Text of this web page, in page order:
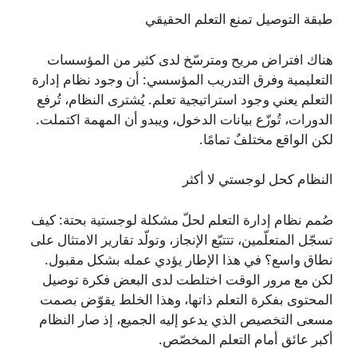
طبقة التوصيل تمنع التعلم الحقيقي
هناك افتراض مريح ومترسّخ لدى كثير من المؤسسات
التعليمية وفرق التدريب المؤسسي: أن وجود نظام إدارة
التعلم يعني وجود استراتيجية تعلم. يُشترى النظام، تُرفع
الدورات، تُوزّع بيانات الدخول، ويبدو أن المهمة اكتملت.
لكن الواقع مختلفٌ تمامًا.
النظام كحل لوجستي لا أكثر
صُمم نظام إدارة التعلم لحلّ مشكلة لوجستية بحتة: كيف
تسجّل المتعلّمين، تتتبّع الإنجاز، وتولّد تقارير الامتثال على
نطاق واسع؟ في هذا الإطار يؤدي عمله بشكل مقبول.
لكن مع مرور الوقت اختلطت لدى البعض فكرة توصيل
المحتوى بفكرة التعلم ذاتها، وهذا الخلط يقوّض بصمت
مسعى التخصيص الذي يدعو إليه الجميع، إذ صار النظام
أكبر عائق أمام التعلم المخصّص.